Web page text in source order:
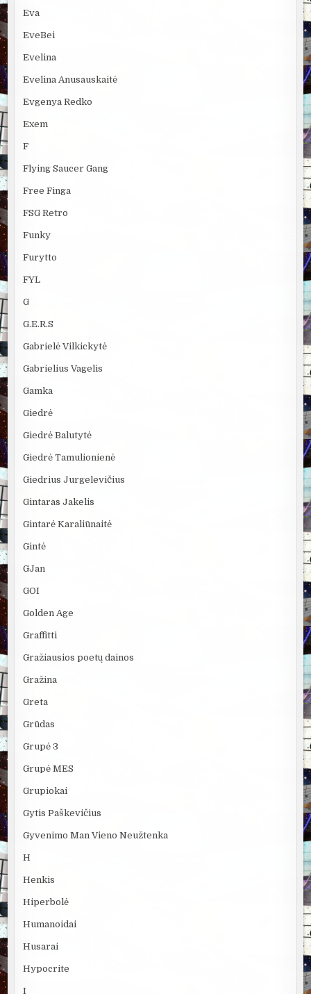
Eva
EveBei
Evelina
Evelina Anusauskaitė
Evgenya Redko
Exem
F
Flying Saucer Gang
Free Finga
FSG Retro
Funky
Furytto
FYL
G
G.E.R.S
Gabrielė Vilkickytė
Gabrielius Vagelis
Gamka
Giedrė
Giedrė Balutytė
Giedrė Tamulionienė
Giedrius Jurgelevičius
Gintaras Jakelis
Gintarė Karaliūnaitė
Gintė
GJan
GOI
Golden Age
Graffitti
Gražiausios poetų dainos
Gražina
Greta
Grūdas
Grupė 3
Grupė MES
Grupiokai
Gytis Paškevičius
Gyvenimo Man Vieno Neužtenka
H
Henkis
Hiperbolė
Humanoidai
Husarai
Hypocrite
I